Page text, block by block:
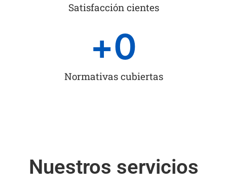
Satisfacción cientes
Normativas cubiertas
+0
Nuestros servicios